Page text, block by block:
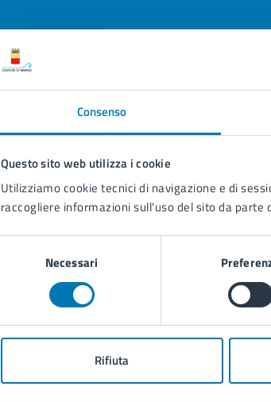
Consenso
Questo sito web utilizza i cookie
Utilizziamo cookie tecnici di navigazione e di
raccogliere informazioni sull'uso del sito da parte
Necessari
Rifiuta
Contatta il
Leggi le domande
Richiedi assistenza
Prenota
Problemi in città
Comune di Napoli